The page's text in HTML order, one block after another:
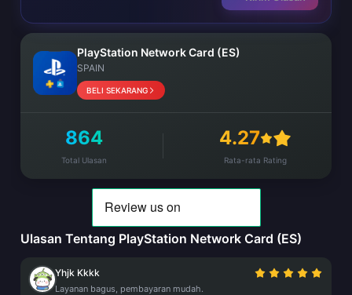
PlayStation Network Card (ES)
SPAIN
BELI SEKARANG
864
Total Ulasan
4.27
Rata-rata Rating
Ulasan Tentang PlayStation Network Card (ES)
Yhjk Kkkk
Layanan bagus, pembayaran mudah.